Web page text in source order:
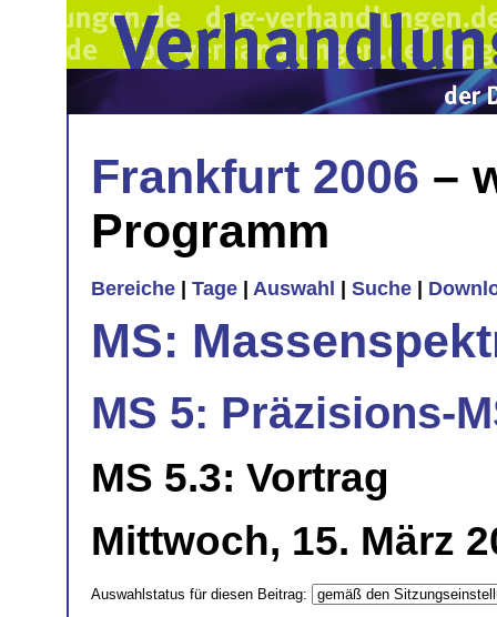
Frankfurt 2006 –
Programm
Bereiche Tage Auswahl Suche
MS:
MS 5: Präzisions-
MS 5.3: Vortrag
Mittwoch, 15. März
Auswahlstatus für diesen Beitrag: